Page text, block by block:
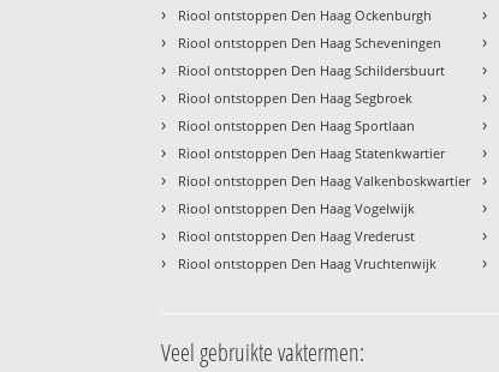
› Riool ontstoppen Den Haag Ockenburgh
› Riool ontstoppen Den Haag Scheveningen
› Riool ontstoppen Den Haag Schildersbuurt
› Riool ontstoppen Den Haag Segbroek
› Riool ontstoppen Den Haag Sportlaan
› Riool ontstoppen Den Haag Statenkwartier
› Riool ontstoppen Den Haag Valkenboskwartier
› Riool ontstoppen Den Haag Vogelwijk
› Riool ontstoppen Den Haag Vrederust
› Riool ontstoppen Den Haag Vruchtenwijk
›
›
›
›
›
›
›
›
›
›
Veel gebruikte vaktermen: